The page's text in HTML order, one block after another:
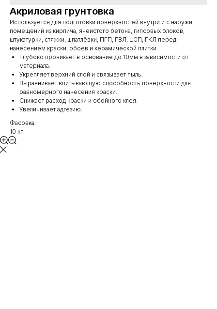
Акриловая грунтовка
Используется для подготовки поверхностей внутри и с наружи
помещений из кирпича, ячеистого бетона, гипсовых блоков,
штукатурки, стяжки, шпатлёвки, ПГП, ГВЛ, ЦСП, ГКЛ перед
нанесением краски, обоев и керамической плитки.
Глубоко проникает в основание до 10мм в зависимости от
материала.
Укрепляет верхний слой и связывает пыль.
Выравнивает впитывающую способность поверхности для
равномерного нанесения краски.
Снижает расход краски и обойного клея.
Увеличивает адгезию.
Фасовка:
10 кг